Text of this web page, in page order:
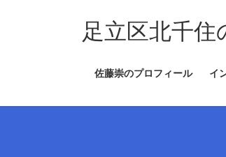
ス
ン
足立区北千住
佐藤崇のプロフィール イ